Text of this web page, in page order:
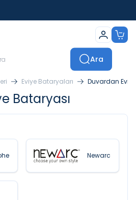
Ara
Eviye Bataryaları Duvardan
Bataryası
Newarc